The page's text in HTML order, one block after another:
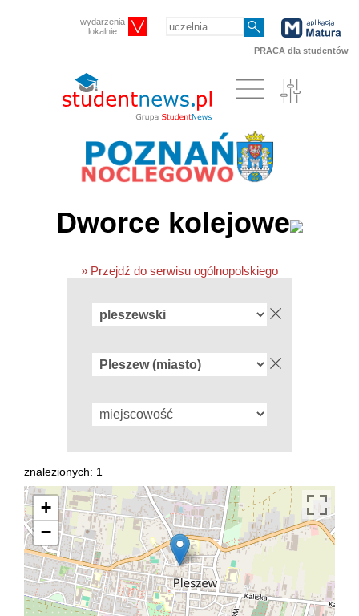
wydarzenia
lokalnie
PRACA dla studentów
Dworce kolejowe
» Przejdź do serwisu ogólnopolskiego
znalezionych: 1
+
−